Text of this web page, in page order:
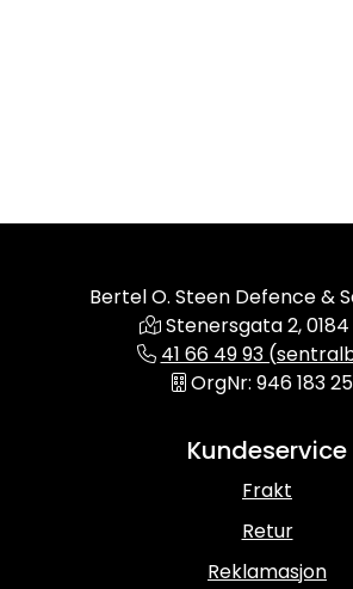
Bertel O. Steen Defence &
Stenersgata 2,
41 66 49 93
OrgNr: 946 183
Kundeservice
Frakt
Retur
Reklamasjon